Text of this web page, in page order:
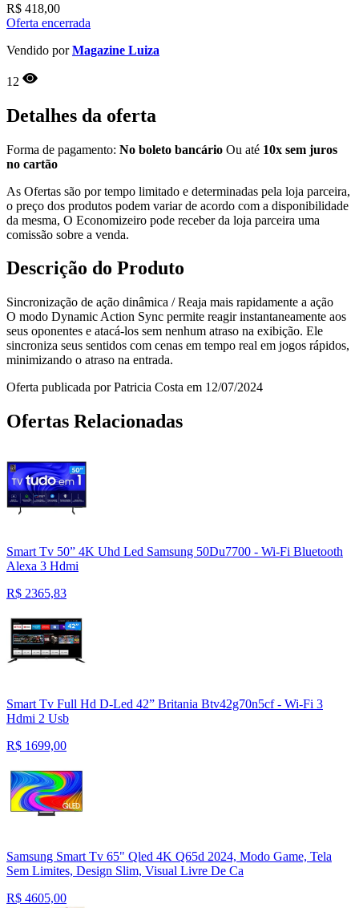
R$ 418,00
Oferta encerrada
Vendido porMagazine Luiza
12
Detalhes da oferta
Forma de pagamento: No boleto bancário Ou até 10x sem juros
no cartão
As Ofertas são por tempo limitado e determinadas pela loja parceira,
o preço dos produtos podem variar de acordo com a disponibilidade
da mesma, O Economizeiro pode receber da loja parceira uma
comissão sobre a venda.
Descrição do Produto
Sincronização de ação dinâmica / Reaja mais rapidamente a ação
O modo Dynamic Action Sync permite reagir instantaneamente aos
seus oponentes e atacá-los sem nenhum atraso na exibição. Ele
sincroniza seus sentidos com cenas em tempo real em jogos rápidos,
minimizando o atraso na entrada.
Oferta publicada por Patricia Costa em 12/07/2024
Ofertas Relacionadas
Smart Tv 50” 4K Uhd Led Samsung 50Du7700 - Wi-Fi Bluetooth
Alexa 3 Hdmi
R$ 2365,83
Smart Tv Full Hd D-Led 42” Britania Btv42g70n5cf - Wi-Fi 3
Hdmi 2 Usb
R$ 1699,00
Samsung Smart Tv 65" Qled 4K Q65d 2024, Modo Game, Tela
Sem Limites, Design Slim, Visual Livre De Ca
R$ 4605,00